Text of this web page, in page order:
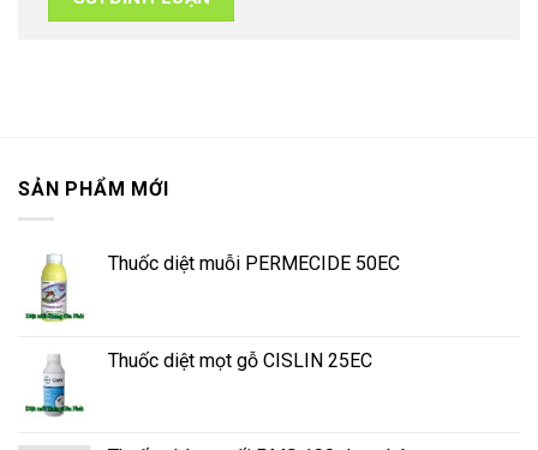
SẢN PHẨM MỚI
Thuốc diệt muỗi PERMECIDE 50EC
Thuốc diệt mọt gỗ CISLIN 25EC